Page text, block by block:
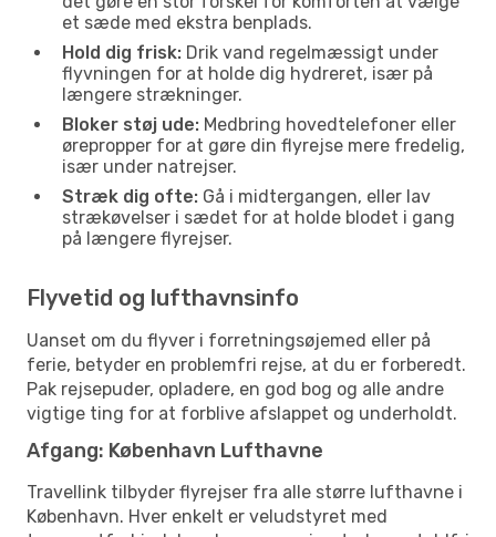
et sæde med ekstra benplads.
Hold dig frisk: Drik vand regelmæssigt under
flyvningen for at holde dig hydreret, især på
længere strækninger.
Bloker støj ude: Medbring hovedtelefoner eller
ørepropper for at gøre din flyrejse mere fredelig,
især under natrejser.
Stræk dig ofte: Gå i midtergangen, eller lav
strækøvelser i sædet for at holde blodet i gang
på længere flyrejser.
Flyvetid og lufthavnsinfo
Uanset om du flyver i forretningsøjemed eller på
ferie, betyder en problemfri rejse, at du er forberedt.
Pak rejsepuder, opladere, en god bog og alle andre
vigtige ting for at forblive afslappet og underholdt.
Afgang: København Lufthavne
Travellink tilbyder flyrejser fra alle større lufthavne i
København. Hver enkelt er veludstyret med